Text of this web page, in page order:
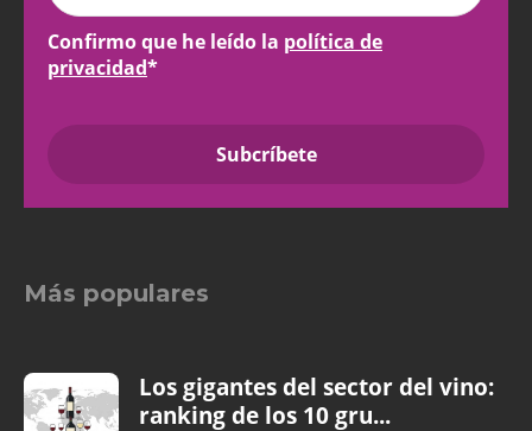
Confirmo que he leído la política de
privacidad*
Más populares
Los gigantes del sector del vino:
ranking de los 10 gru...